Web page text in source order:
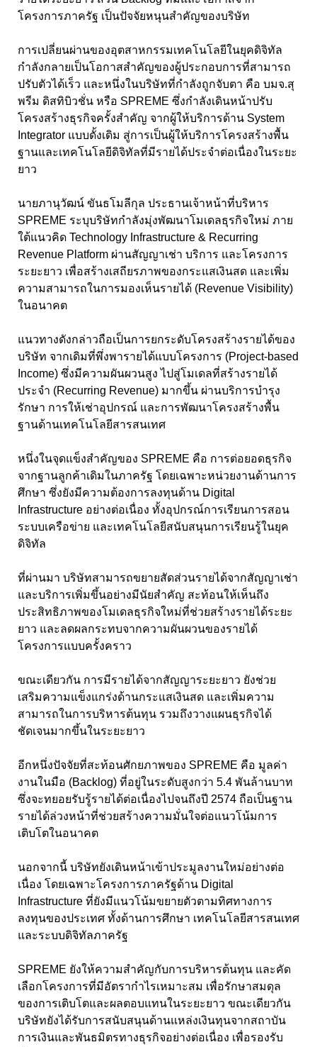
โครงการภาครัฐ เป็นปัจจัยหนุนสำคัญของบริษัท
การเปลี่ยนผ่านของอุตสาหกรรมเทคโนโลยีในยุคดิจิทัล
กำลังกลายเป็นโอกาสสำคัญของผู้ประกอบการที่สามารถ
ปรับตัวได้เร็ว และหนึ่งในบริษัทที่กำลังถูกจับตา คือ บมจ.สุ
พรีม ดิสทิบิวชั่น หรือ SPREME ซึ่งกำลังเดินหน้าปรับ
โครงสร้างธุรกิจครั้งสำคัญ จากผู้ให้บริการด้าน System
Integrator แบบดั้งเดิม สู่การเป็นผู้ให้บริการโครงสร้างพื้น
ฐานและเทคโนโลยีดิจิทัลที่มีรายได้ประจำต่อเนื่องในระยะ
ยาว
นายภานุวัฒน์ ขันธโมลีกุล ประธานเจ้าหน้าที่บริหาร
SPREME ระบุบริษัทกำลังมุ่งพัฒนาโมเดลธุรกิจใหม่ ภาย
ใต้แนวคิด Technology Infrastructure & Recurring
Revenue Platform ผ่านสัญญาเช่า บริการ และโครงการ
ระยะยาว เพื่อสร้างเสถียรภาพของกระแสเงินสด และเพิ่ม
ความสามารถในการมองเห็นรายได้ (Revenue Visibility)
ในอนาคต
แนวทางดังกล่าวถือเป็นการยกระดับโครงสร้างรายได้ของ
บริษัท จากเดิมที่พึ่งพารายได้แบบโครงการ (Project-based
Income) ซึ่งมีความผันผวนสูง ไปสู่โมเดลที่สร้างรายได้
ประจำ (Recurring Revenue) มากขึ้น ผ่านบริการบำรุง
รักษา การให้เช่าอุปกรณ์ และการพัฒนาโครงสร้างพื้น
ฐานด้านเทคโนโลยีสารสนเทศ
หนึ่งในจุดแข็งสำคัญของ SPREME คือ การต่อยอดธุรกิจ
จากฐานลูกค้าเดิมในภาครัฐ โดยเฉพาะหน่วยงานด้านการ
ศึกษา ซึ่งยังมีความต้องการลงทุนด้าน Digital
Infrastructure อย่างต่อเนื่อง ทั้งอุปกรณ์การเรียนการสอน
ระบบเครือข่าย และเทคโนโลยีสนับสนุนการเรียนรู้ในยุค
ดิจิทัล
ที่ผ่านมา บริษัทสามารถขยายสัดส่วนรายได้จากสัญญาเช่า
และบริการเพิ่มขึ้นอย่างมีนัยสำคัญ สะท้อนให้เห็นถึง
ประสิทธิภาพของโมเดลธุรกิจใหม่ที่ช่วยสร้างรายได้ระยะ
ยาว และลดผลกระทบจากความผันผวนของรายได้
โครงการแบบครั้งคราว
ขณะเดียวกัน การมีรายได้จากสัญญาระยะยาว ยังช่วย
เสริมความแข็งแกร่งด้านกระแสเงินสด และเพิ่มความ
สามารถในการบริหารต้นทุน รวมถึงวางแผนธุรกิจได้
ชัดเจนมากขึ้นในระยะยาว
อีกหนึ่งปัจจัยที่สะท้อนศักยภาพของ SPREME คือ มูลค่า
งานในมือ (Backlog) ที่อยู่ในระดับสูงกว่า 5.4 พันล้านบาท
ซึ่งจะทยอยรับรู้รายได้ต่อเนื่องไปจนถึงปี 2574 ถือเป็นฐาน
รายได้ล่วงหน้าที่ช่วยสร้างความมั่นใจต่อแนวโน้มการ
เติบโตในอนาคต
นอกจากนี้ บริษัทยังเดินหน้าเข้าประมูลงานใหม่อย่างต่อ
เนื่อง โดยเฉพาะโครงการภาครัฐด้าน Digital
Infrastructure ที่ยังมีแนวโน้มขยายตัวตามทิศทางการ
ลงทุนของประเทศ ทั้งด้านการศึกษา เทคโนโลยีสารสนเทศ
และระบบดิจิทัลภาครัฐ
SPREME ยังให้ความสำคัญกับการบริหารต้นทุน และคัด
เลือกโครงการที่มีอัตรากำไรเหมาะสม เพื่อรักษาสมดุล
ของการเติบโตและผลตอบแทนในระยะยาว ขณะเดียวกัน
บริษัทยังได้รับการสนับสนุนด้านแหล่งเงินทุนจากสถาบัน
การเงินและพันธมิตรทางธุรกิจอย่างต่อเนื่อง เพื่อรองรับ